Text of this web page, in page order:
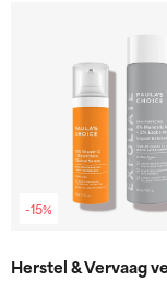
-15%
‌Herstel & Vervaag